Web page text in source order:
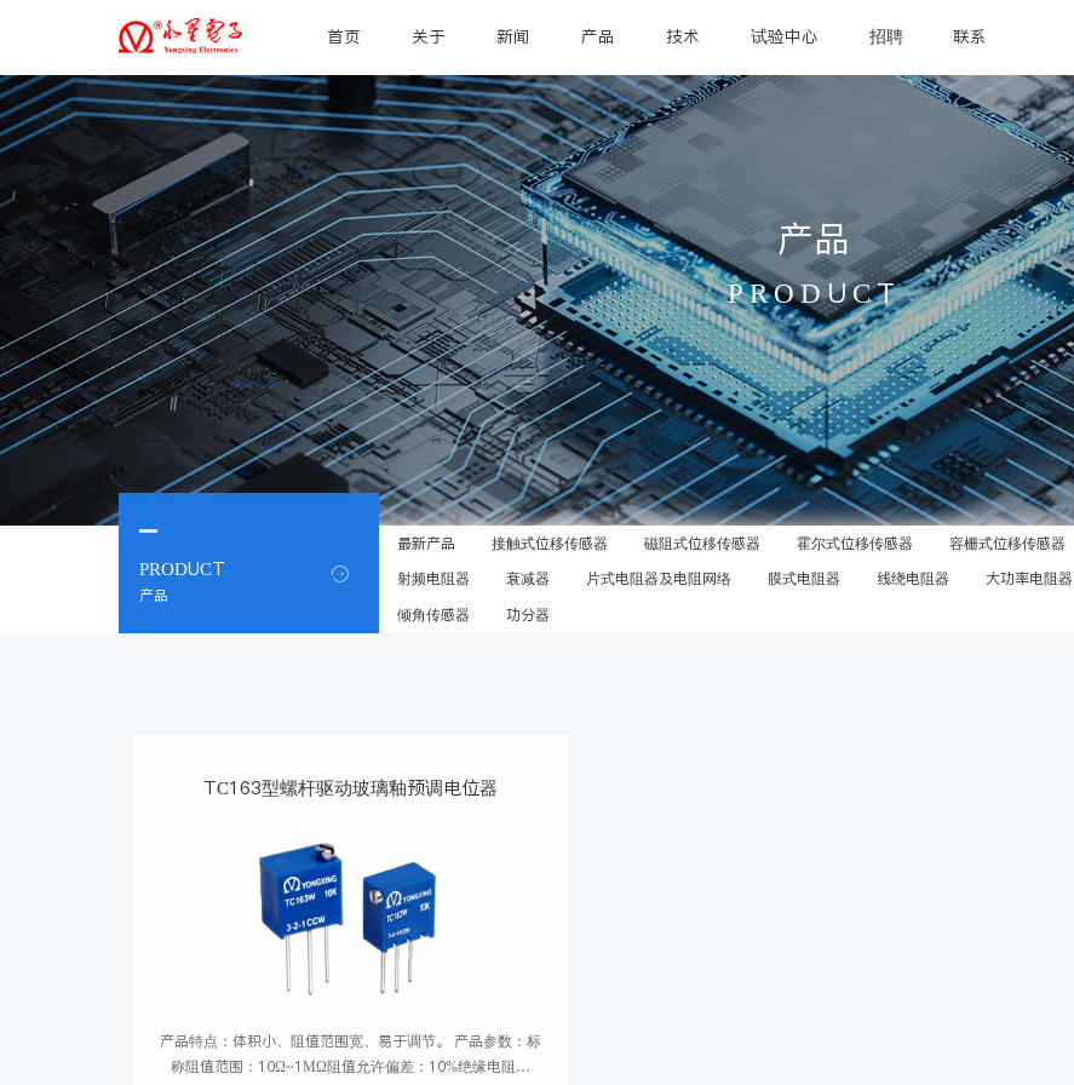
首页 关于 新闻 产品 技术 试验中心 招聘 联系
产品
PRODUCT
PRODUCT
产品

最新产品 接触式位移传感器 磁阻式位移传感器 霍尔式位移传感器 容栅式位移传感器
射频电阻器
衰减器 片式电阻器及电阻网络 膜式电阻器 线绕电阻器 大功率电阻器
倾角传感器
功分器
TC163型螺杆驱动玻璃釉预调电位器
产品特点：体积小、阻值范围宽、易于调节。 产品参数：标
称阻值范围：10Ω~1MΩ阻值允许偏差：10%绝缘电阻：